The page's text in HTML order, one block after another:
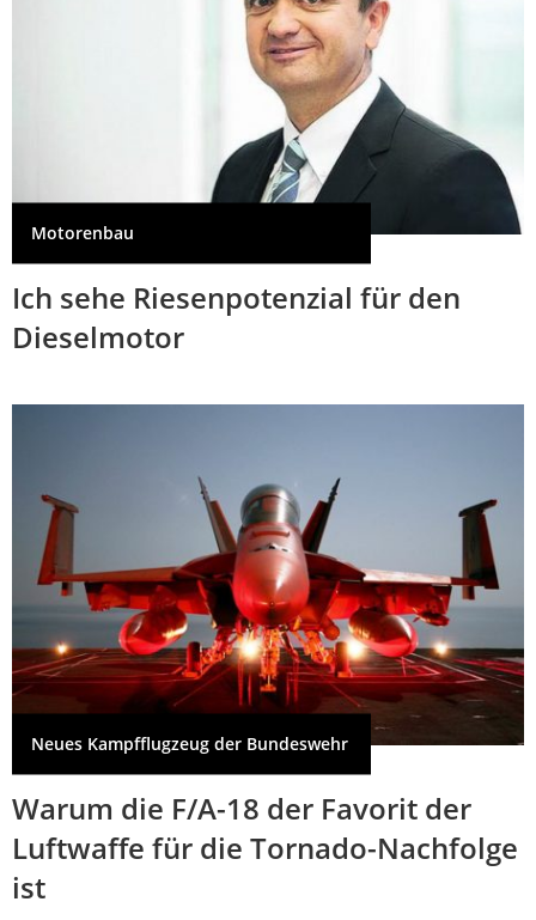
Motorenbau
Ich sehe Riesenpotenzial für den
Dieselmotor
Neues Kampfflugzeug der Bundeswehr
Warum die F/A-18 der Favorit der
Luftwaffe für die Tornado-Nachfolge
ist